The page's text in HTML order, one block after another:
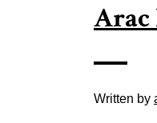
Arac
Written by